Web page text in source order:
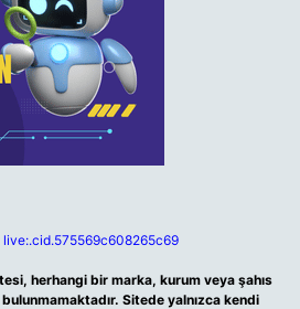
live:.cid.575569c608265c69
herhangi bir marka, kurum veya şahıs
Sitede yalnızca kendi